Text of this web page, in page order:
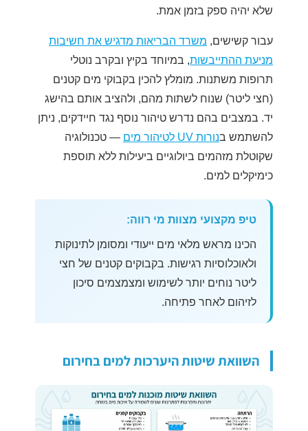
שלא יהיה ספק בזמן אמת.
עבור קשישים, משרד הבריאות מדגיש את חשיבות
מניעת ההתייבשות, במיוחד בקיץ ובקרב נוטלי
תרופות משתנות. מומלץ להכין בקבוקי מים קטנים
(חצי ליטר) שנוח לשתות מהם, ולהציב אותם בהישג
יד. במצבים בהם נדרש טיהור נוסף נגד חיידקים, ניתן
להשתמש בנורות UV לטיהור מים
— טכנולוגיה
שקוטלת מזהמים ביולוגיים ביעילות ללא תוספת
כימיקלים למים.
טיפ מקצועי מצוות מי רווה:
הכינו מראש מלאי מים ייעודי ומסומן לתינוקות
ולאוכלוסיות רגישות. בקבוקים קטנים של חצי
ליטר נוחים יותר לשימוש ומצמצמים סיכון
לזיהום לאחר פתיחה.
השוואת שיטות היערכות למים בחירום